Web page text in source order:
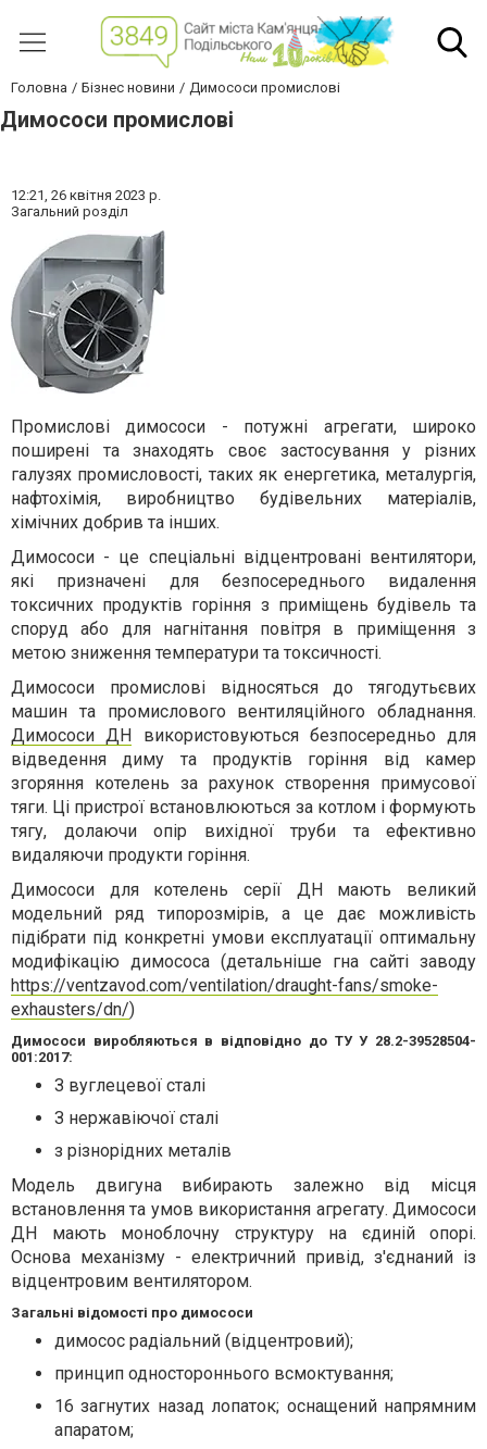
Головна Бізнес новини Димососи промислові
Димососи промислові
12:21, 26 квітня 2023 р.
Загальний розділ
Промислові димососи - потужні агрегати, широко
поширені та знаходять своє застосування у різних
галузях промисловості, таких як енергетика, металургія,
нафтохімія, виробництво будівельних матеріалів,
хімічних добрив та інших.
Димососи - це спеціальні відцентровані вентилятори,
які призначені для безпосереднього видалення
токсичних продуктів горіння з приміщень будівель та
споруд або для нагнітання повітря в приміщення з
метою зниження температури та токсичності.
Димососи промислові відносяться до тягодутьєвих
машин та промислового вентиляційного обладнання.​​
Димососи ДН використовуються безпосередньо для
відведення диму та продуктів горіння від камер
згоряння котелень за рахунок створення примусової
тяги. Ці пристрої встановлюються за котлом і формують
тягу, долаючи опір вихідної труби та ефективно
видаляючи продукти горіння.
Димососи для котелень серії ДН мають великий
модельний ряд типорозмірів, а це дає можливість
підібрати під конкретні умови експлуатації оптимальну
модифікацію димососа (детальніше гна сайті заводу
https://ventzavod.com/ventilation/draught-fans/smoke-
exhausters/dn/)
Димососи виробляються в відповідно до ТУ У 28.2-39528504-
001:2017:
З вуглецевої сталі
З нержавіючої сталі
з різнорідних металів
Модель двигуна вибирають залежно від місця
встановлення та умов використання агрегату. Димососи
ДН мають моноблочну структуру на єдиній опорі.
Основа механізму - електричний привід, з'єднаний із
відцентровим вентилятором.
Загальні відомості про димососи
димосос радіальний (відцентровий);
принцип одностороннього всмоктування;
16 загнутих назад лопаток; оснащений напрямним
апаратом;